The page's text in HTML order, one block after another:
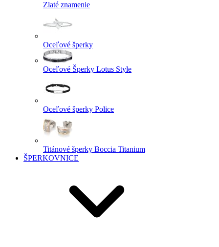
Zlaté znamenie
Oceľové šperky
Oceľové Šperky Lotus Style
Oceľové šperky Police
Titánové šperky Boccia Titanium
ŠPERKOVNICE